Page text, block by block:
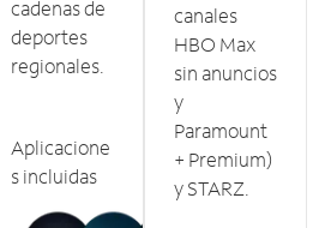
cadenas de
deportes
regionales.
Aplicacione
s incluidas
canales
HBO Max
sin anuncios
y
Paramount
+ Premium)
y STARZ.